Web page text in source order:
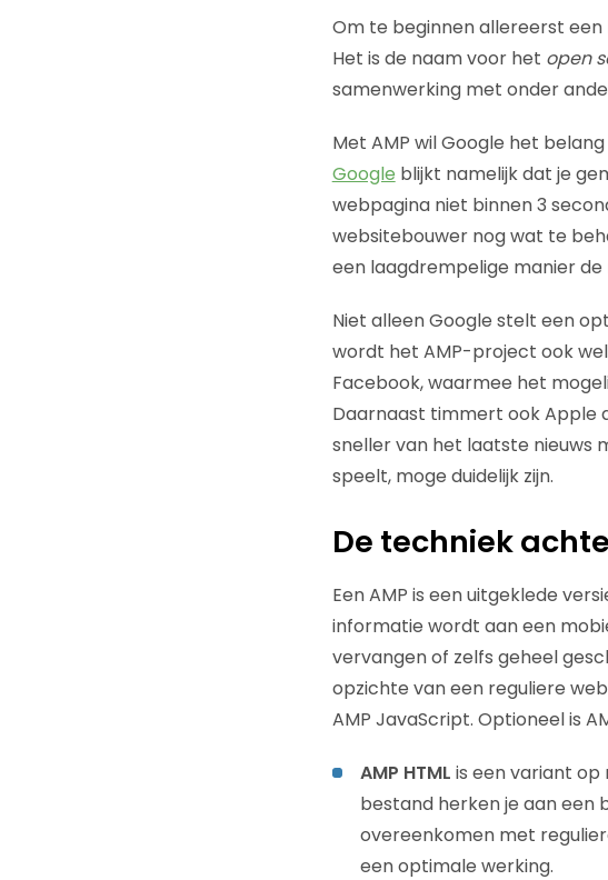
Om te beginnen allereerst
Het is de naam voor het open
samenwerking met onder
Met AMP wil Google het
Google blijkt namelijk dat je
webpagina niet binnen 3
websitebouwer nog wat te
een laagdrempelige manier
Niet alleen Google stelt een
wordt het AMP-project ook
Facebook, waarmee het
Daarnaast timmert ook Apple
sneller van het laatste nieuws
speelt, moge duidelijk zijn.
De techniek
Een AMP is een uitgeklede
informatie wordt aan een
vervangen of zelfs geheel
opzichte van een reguliere
AMP JavaScript. Optioneel is
AMP HTML is een variant op
bestand herken je aan een
overeenkomen met
een optimale werking.